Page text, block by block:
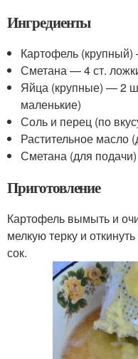
Ингредиенты
Картофель
Сметана — 4 ст.
Яйца (крупные) — 2
маленькие)
Соль и перец (по
Растительное масло
Сметана (для подачи)
Приготовление
Картофель вымыть и
мелкую терку и
сок.